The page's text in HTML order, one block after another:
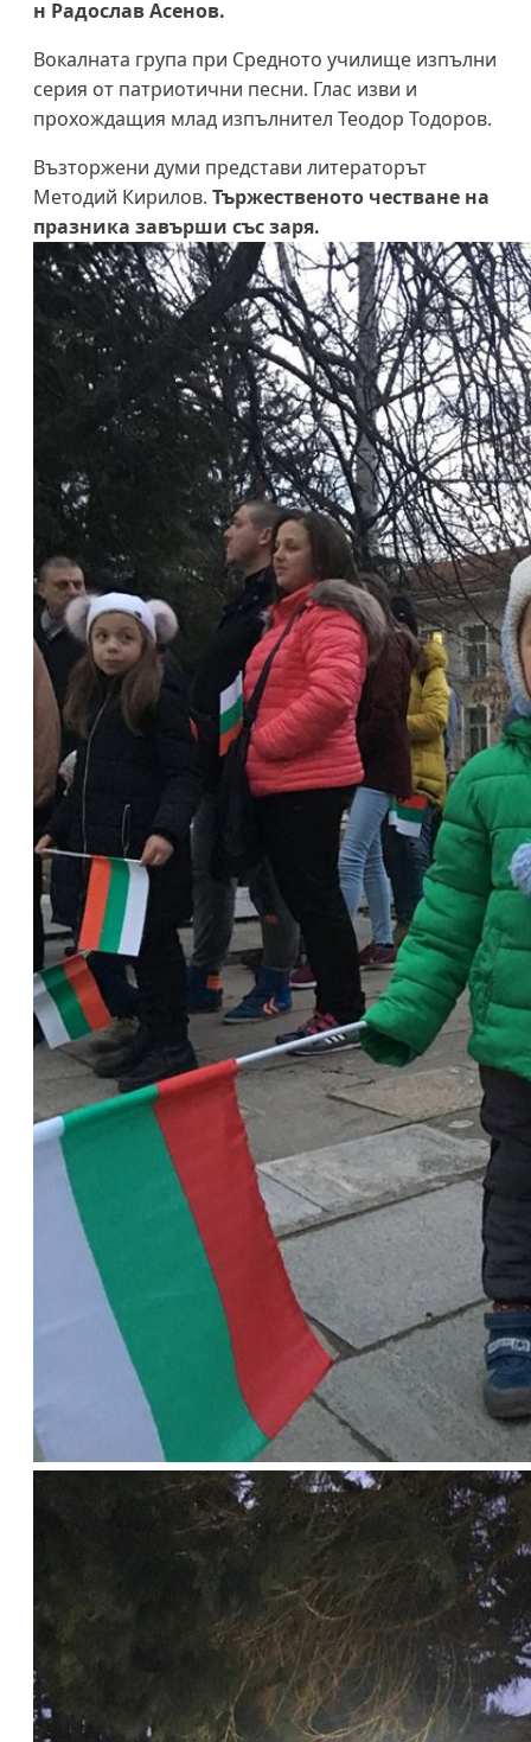
н Радослав Асенов.
Вокалната група при Средното училище изпълни
серия от патриотични песни. Глас изви и
прохождащия млад изпълнител Теодор Тодоров.
Възторжени думи представи литераторът
Методий Кирилов. Тържественото честване на
празника завърши със заря.